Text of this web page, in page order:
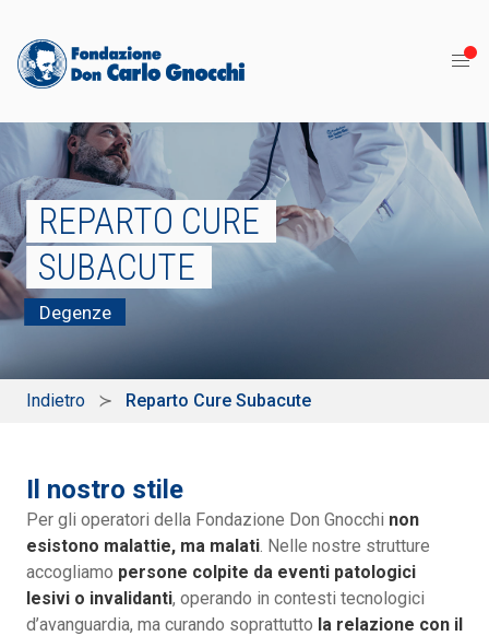
REPARTO CURE
SUBACUTE
Degenze
Indietro Reparto Cure Subacute
Il nostro stile
Per gli operatori della Fondazione Don Gnocchi non
esistono malattie, ma malati. Nelle nostre strutture
accogliamo persone colpite da eventi patologici
lesivi o invalidanti, operando in contesti tecnologici
d’avanguardia, ma curando soprattutto la relazione con il